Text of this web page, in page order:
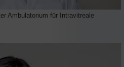
Ambulatorium für Intravitreale